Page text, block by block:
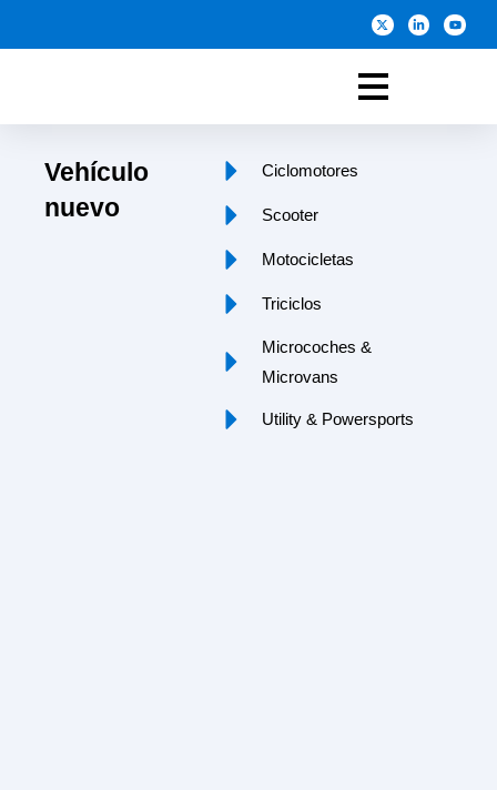
Vehículo
nuevo
Ciclomotores
Scooter
Motocicletas
Triciclos
Microcoches &
Microvans
Utility & Powersports